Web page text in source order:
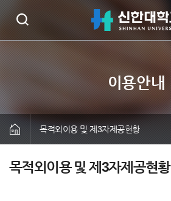
목적외이용 및 제3자제공현황
목적외이용 및 제3자제공현황